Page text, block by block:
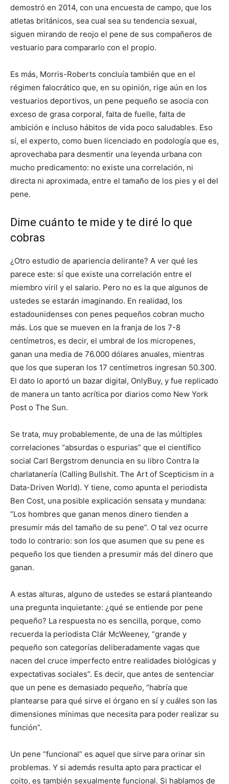
demostró en 2014, con una encuesta de campo, que los
atletas británicos, sea cual sea su tendencia sexual,
siguen mirando de reojo el pene de sus compañeros de
vestuario para compararlo con el propio.
Es más, Morris-Roberts concluía también que en el
régimen falocrático que, en su opinión, rige aún en los
vestuarios deportivos, un pene pequeño se asocia con
exceso de grasa corporal, falta de fuelle, falta de
ambición e incluso hábitos de vida poco saludables. Eso
sí, el experto, como buen licenciado en podología que es,
aprovechaba para desmentir una leyenda urbana con
mucho predicamento: no existe una correlación, ni
directa ni aproximada, entre el tamaño de los pies y el del
pene.
Dime cuánto te mide y te diré lo que
cobras
¿Otro estudio de apariencia delirante? A ver qué les
parece este: sí que existe una correlación entre el
miembro viril y el salario. Pero no es la que algunos de
ustedes se estarán imaginando. En realidad, los
estadounidenses con penes pequeños cobran mucho
más. Los que se mueven en la franja de los 7-8
centímetros, es decir, el umbral de los micropenes,
ganan una media de 76.000 dólares anuales, mientras
que los que superan los 17 centímetros ingresan 50.300.
El dato lo aportó un bazar digital, OnlyBuy, y fue replicado
de manera un tanto acrítica por diarios como New York
Post o The Sun.
Se trata, muy probablemente, de una de las múltiples
correlaciones “absurdas o espurias” que el científico
social Carl Bergstrom denuncia en su libro Contra la
charlatanería (Calling Bullshit. The Art of Scepticism in a
Data-Driven World). Y tiene, como apunta el periodista
Ben Cost, una posible explicación sensata y mundana:
“Los hombres que ganan menos dinero tienden a
presumir más del tamaño de su pene”. O tal vez ocurre
todo lo contrario: son los que asumen que su pene es
pequeño los que tienden a presumir más del dinero que
ganan.
A estas alturas, alguno de ustedes se estará planteando
una pregunta inquietante: ¿qué se entiende por pene
pequeño? La respuesta no es sencilla, porque, como
recuerda la periodista Clár McWeeney, “grande y
pequeño son categorías deliberadamente vagas que
nacen del cruce imperfecto entre realidades biológicas y
expectativas sociales”. Es decir, que antes de sentenciar
que un pene es demasiado pequeño, “habría que
plantearse para qué sirve el órgano en sí y cuáles son las
dimensiones mínimas que necesita para poder realizar su
función”.
Un pene “funcional” es aquel que sirve para orinar sin
problemas. Y si además resulta apto para practicar el
coito, es también sexualmente funcional. Si hablamos de